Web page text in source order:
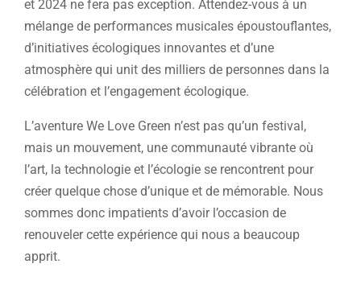
et 2024 ne fera pas exception. Attendez-vous à un
mélange de performances musicales époustouflantes,
d’initiatives écologiques innovantes et d’une
atmosphère qui unit des milliers de personnes dans la
célébration et l’engagement écologique.
L’aventure We Love Green n’est pas qu’un festival,
mais un mouvement, une communauté vibrante où
l’art, la technologie et l’écologie se rencontrent pour
créer quelque chose d’unique et de mémorable. Nous
sommes donc impatients d’avoir l’occasion de
renouveler cette expérience qui nous a beaucoup
apprit.